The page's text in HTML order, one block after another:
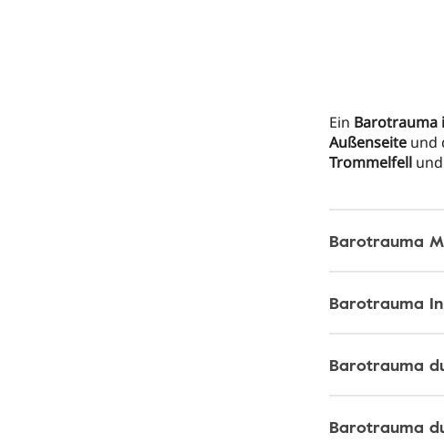
Ein Barotrauma
Außenseite und
Trommelfell
Barotrauma
Barotrauma
Barotrauma
Barotrauma